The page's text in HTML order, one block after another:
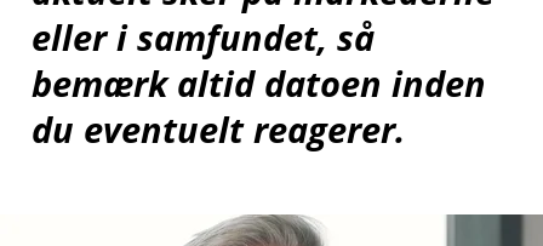
eller i samfundet, så
bemærk altid datoen inden
du eventuelt reagerer.